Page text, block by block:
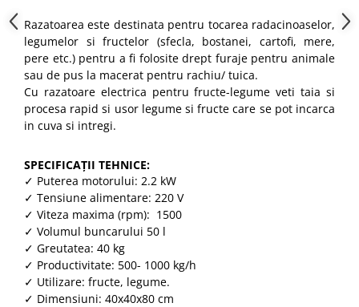
Truse de scule
Truse de lipit PPR
Ventuze cu brate pentru transport
Vibratoare beton
Masini de spalat rufe cu uscator
Uscatoare de rufe
Masini de facut paine
Pachete electrocasnice
incorporabile
Seturi oale
Storcatoare de fructe
Televizoare
Razatoarea este destinata pentru tocarea radacinoaselor,
legumelor si fructelor (sfecla, bostanei, cartofi, mere,
pere etc.) pentru a fi folosite drept furaje pentru animale
sau de pus la macerat pentru rachiu/ tuica.
Cu razatoare electrica pentru fructe-legume veti taia si
procesa rapid si usor legume si fructe care se pot incarca
in cuva si intregi.
SPECIFICAȚII TEHNICE:
✓ Puterea motorului: 2.2 kW
✓ Tensiune alimentare: 220 V
✓ Viteza maxima (rpm): 1500
✓ Volumul buncarului 50 l
✓ Greutatea: 40 kg
✓ Productivitate: 500- 1000 kg/h
✓ Utilizare: fructe, legume.
✓ Dimensiuni: 40x40x80 cm